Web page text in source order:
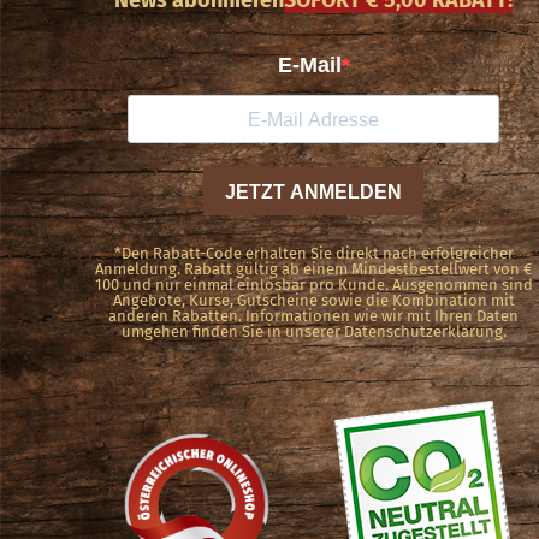
Die
Optionen
können
auf
der
Produktseite
gewählt
werden
*Den Rabatt-Code erhalten Sie direkt nach erfolgreicher
Anmeldung. Rabatt gültig ab einem Mindestbestellwert von €
100 und nur einmal einlösbar pro Kunde. Ausgenommen sind
Angebote, Kurse, Gutscheine sowie die Kombination mit
anderen Rabatten. Informationen wie wir mit Ihren Daten
umgehen finden Sie in unserer Datenschutzerklärung.